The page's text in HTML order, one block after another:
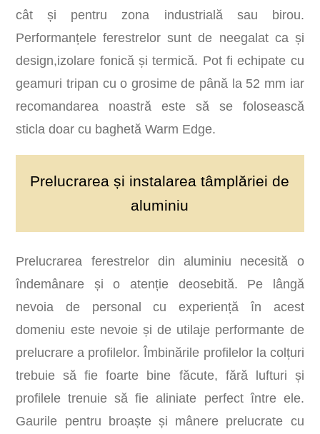
cât și pentru zona industrială sau birou.
Performanțele ferestrelor sunt de neegalat ca și
design,izolare fonică și termică. Pot fi echipate cu
geamuri tripan cu o grosime de până la 52 mm iar
recomandarea noastră este să se folosească
sticla doar cu baghetă Warm Edge.
Prelucrarea și instalarea tâmplăriei de
aluminiu
Prelucrarea ferestrelor din aluminiu necesită o
îndemânare și o atenție deosebită. Pe lângă
nevoia de personal cu experiență în acest
domeniu este nevoie și de utilaje performante de
prelucrare a profilelor. Îmbinările profilelor la colțuri
trebuie să fie foarte bine făcute, fără lufturi și
profilele trenuie să fie aliniate perfect între ele.
Gaurile pentru broaște și mânere prelucrate cu